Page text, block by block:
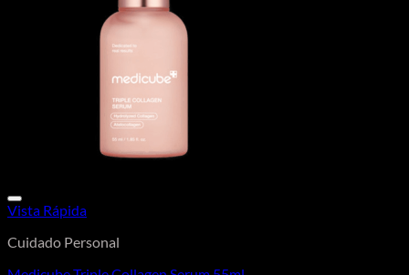
Vista Rápida
Cuidado Personal